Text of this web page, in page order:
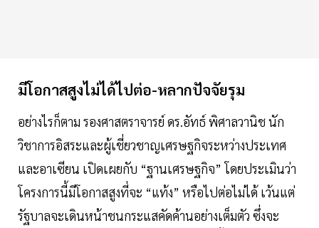
มีโอกาสสูงไม่ได้ไปต่อ-หลากปัจจัยรุม
อย่างไรก็ตาม รองศาสตราจารย์ ดร.อัทธ์ พิศาลวานิช นัก
วิชาการอิสระและผู้เชี่ยวชาญเศรษฐกิจระหว่างประเทศ
และอาเซียน เปิดเผยกับ “ฐานเศรษฐกิจ” โดยประเมินว่า
โครงการนี้มีโอกาสสูงที่จะ “แท้ง” หรือไปต่อไม่ได้ เว้นแต่
รัฐบาลจะเดินหน้าชนกระแสคัดค้านอย่างเต็มตัว ซึ่งจะ